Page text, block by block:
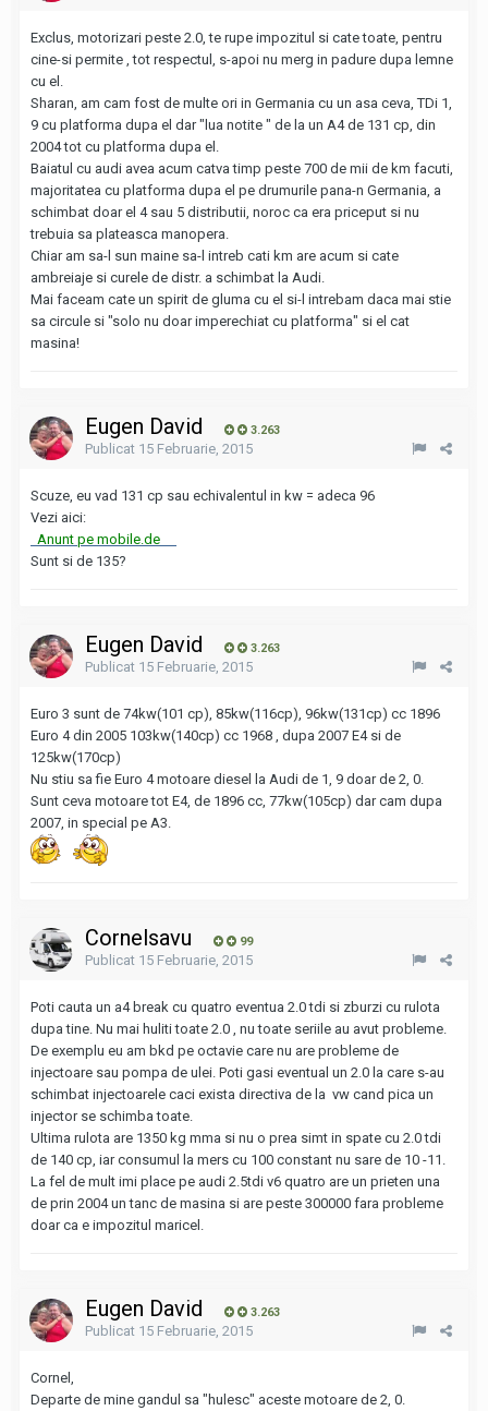
Exclus, motorizari peste 2.0, te rupe impozitul si cate toate, pentru
cine-si permite , tot respectul, s-apoi nu merg in padure dupa lemne
cu el.
Sharan, am cam fost de multe ori in Germania cu un asa ceva, TDi 1,
9 cu platforma dupa el dar "lua notite " de la un A4 de 131 cp, din
2004 tot cu platforma dupa el.
Baiatul cu audi avea acum catva timp peste 700 de mii de km facuti,
majoritatea cu platforma dupa el pe drumurile pana-n Germania, a
schimbat doar el 4 sau 5 distributii, noroc ca era priceput si nu
trebuia sa plateasca manopera.
Chiar am sa-l sun maine sa-l intreb cati km are acum si cate
ambreiaje si curele de distr. a schimbat la Audi.
Mai faceam cate un spirit de gluma cu el si-l intrebam daca mai stie
sa circule si "solo nu doar imperechiat cu platforma" si el cat
masina!
Eugen David 3.263
Publicat 15 Februarie, 2015
Scuze, eu vad 131 cp sau echivalentul in kw = adeca 96
Vezi aici:
Anunt pe mobile.de
Sunt si de 135?
Eugen David 3.263
Publicat 15 Februarie, 2015
Euro 3 sunt de 74kw(101 cp), 85kw(116cp), 96kw(131cp) cc 1896
Euro 4 din 2005 103kw(140cp) cc 1968 , dupa 2007 E4 si de
125kw(170cp)
Nu stiu sa fie Euro 4 motoare diesel la Audi de 1, 9 doar de 2, 0.
Sunt ceva motoare tot E4, de 1896 cc, 77kw(105cp) dar cam dupa
2007, in special pe A3.
Cornelsavu 99
Publicat 15 Februarie, 2015
Poti cauta un a4 break cu quatro eventua 2.0 tdi si zburzi cu rulota
dupa tine. Nu mai huliti toate 2.0 , nu toate seriile au avut probleme.
De exemplu eu am bkd pe octavie care nu are probleme de
injectoare sau pompa de ulei. Poti gasi eventual un 2.0 la care s-au
schimbat injectoarele caci exista directiva de la vw cand pica un
injector se schimba toate.
Ultima rulota are 1350 kg mma si nu o prea simt in spate cu 2.0 tdi
de 140 cp, iar consumul la mers cu 100 constant nu sare de 10 -11.
La fel de mult imi place pe audi 2.5tdi v6 quatro are un prieten una
de prin 2004 un tanc de masina si are peste 300000 fara probleme
doar ca e impozitul maricel.
Eugen David 3.263
Publicat 15 Februarie, 2015
Cornel,
Departe de mine gandul sa "hulesc" aceste motoare de 2, 0.